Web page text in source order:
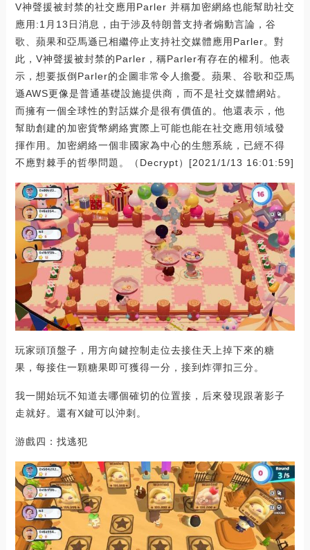
V神聲援被封禁的社交應用Parler 并稱加密網絡也能幫助社交
應用:1月13日消息，由于涉及特朗普支持者煽動言論，谷
歌、蘋果和亞馬遜已相繼停止支持社交媒體應用Parler。對
此，V神聲援被封禁的Parler，稱Parler有存在的權利。他表
示，想要扳倒Parler的企圖非常令人擔憂。蘋果、谷歌和亞馬
遜AWS更像是普通基礎設施提供商，而不是社交媒體網站。
而擁有一個全球性的對話媒介是很有價值的。他還表示，他
幫助創建的加密貨幣網絡實際上可能也能在社交應用領域發
揮作用。加密網絡一個非國家為中心的生態系統，已經不得
不應對棘手的哲學問題。（Decrypt）[2021/1/13 16:01:59]
玩家頭頂盤子，用方向鍵控制走位去接住天上掉下來的糖
果，每接住一顆糖果即可獲得一分，接到炸彈扣三分。
我一開始玩不知道去哪個確切的位置接，后來發現跟著影子
走就好。還有X鍵可以沖刺。
游戲四：找逃犯